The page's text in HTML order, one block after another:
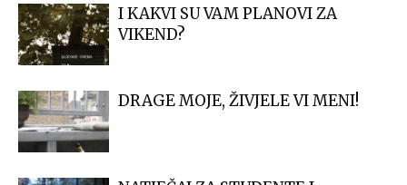
I KAKVI SU VAM PLANOVI ZA
VIKEND?
DRAGE MOJE, ŽIVJELE VI MENI!